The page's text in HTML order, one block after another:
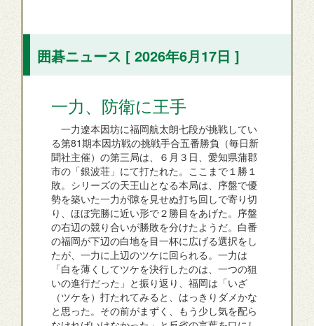
囲碁ニュース [ 2026年6月17日 ]
一力、防衛に王手
一力遼本因坊に福岡航太朗七段が挑戦してい
る第81期本因坊戦の挑戦手合五番勝負（毎日新
聞社主催）の第三局は、６月３日、愛知県蒲郡
市の「銀波荘」にて打たれた。ここまで１勝１
敗。シリーズの天王山となる本局は、序盤で優
勢を築いた一力が隙を見せぬ打ち回しで寄り切
り、ほぼ完勝に近い形で２勝目をあげた。序盤
の右辺の競り合いが勝敗を分けたようだ。白番
の福岡が下辺の白地を目一杯に広げる選択をし
たが、一力に上辺のツケに回られる。一力は
「白を薄くしてツケを決行したのは、一つの狙
いの進行だった」と振り返り、福岡は「いざ
（ツケを）打たれてみると、はっきりダメかな
と思った。その前がまずく、もう少し気を配ら